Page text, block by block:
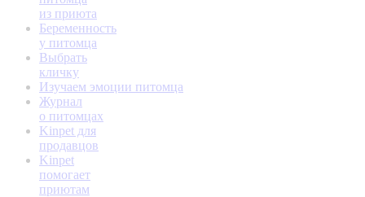
из приюта
Беременность
у питомца
Выбрать
кличку
Изучаем эмоции питомца
Журнал
о питомцах
Kinpet для
продавцов
Kinpet
помогает
приютам